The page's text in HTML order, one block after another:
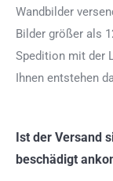
Wandbilder
Bilder größer als
Spedition mit der
Ihnen entstehen
Ist der Versand
beschädigt